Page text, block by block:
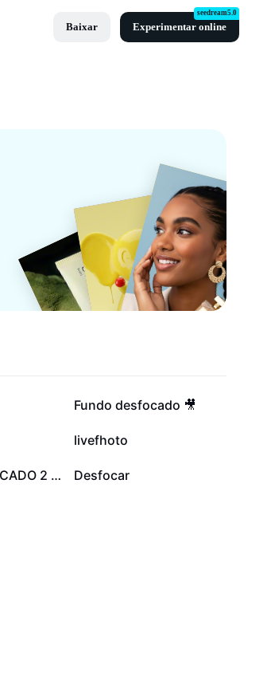
Baixar Experimentar online
seedream5.0
57,4 mil
Fundo desfocado 🎥
13,5 mil
livefhoto
FUNDO DESFOCADO 2 🎥 3,8 mil
Desfocar